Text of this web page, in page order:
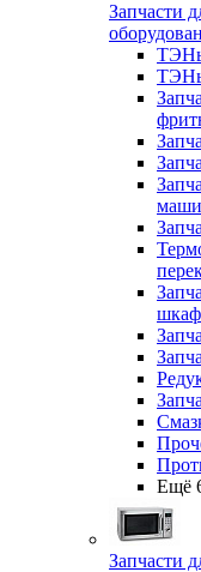
Запчасти
Ещё
Запчасти